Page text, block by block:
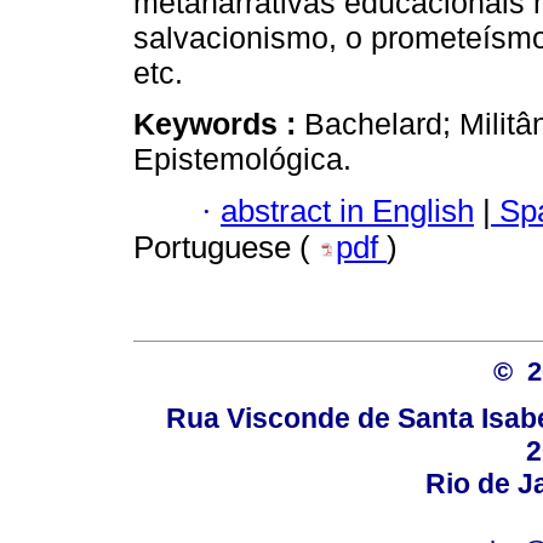
salvacionismo, o
etc.
Keywords : Bachelard;
Epistemológica.
· abstract in English |
Portuguese (
pdf )
©
Rua Visconde de Santa
Rio de